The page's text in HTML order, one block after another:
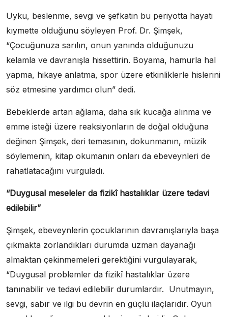
Uyku, beslenme, sevgi ve şefkatin bu periyotta hayati
kıymette olduğunu söyleyen Prof. Dr. Şimşek,
“Çocuğunuza sarılın, onun yanında olduğunuzu
kelamla ve davranışla hissettirin. Boyama, hamurla hal
yapma, hikaye anlatma, spor üzere etkinliklerle hislerini
söz etmesine yardımcı olun” dedi.
Bebeklerde artan ağlama, daha sık kucağa alınma ve
emme isteği üzere reaksiyonların de doğal olduğuna
değinen Şimşek, deri temasının, dokunmanın, müzik
söylemenin, kitap okumanın onları da ebeveynleri de
rahatlatacağını vurguladı.
“Duygusal meseleler da fizikî hastalıklar üzere tedavi
edilebilir”
Şimşek, ebeveynlerin çocuklarının davranışlarıyla başa
çıkmakta zorlandıkları durumda uzman dayanağı
almaktan çekinmemeleri gerektiğini vurgulayarak,
“Duygusal problemler da fizikî hastalıklar üzere
tanınabilir ve tedavi edilebilir durumlardır. Unutmayın,
sevgi, sabır ve ilgi bu devrin en güçlü ilaçlarıdır. Oyun